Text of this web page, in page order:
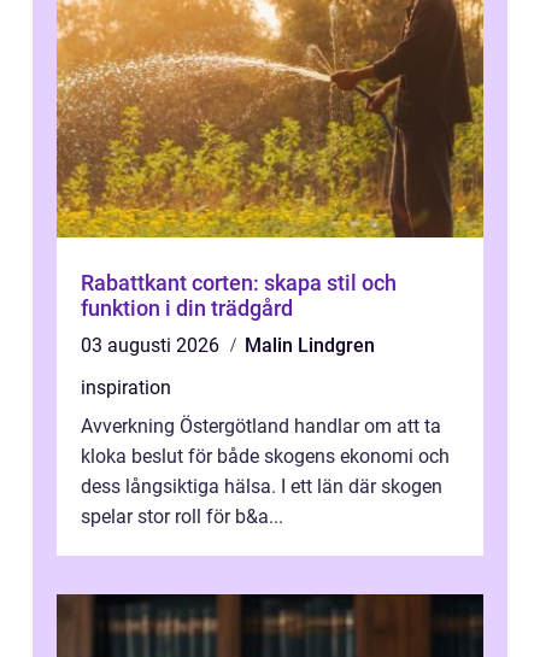
Rabattkant corten: skapa stil och
funktion i din trädgård
03 augusti 2026
Malin Lindgren
inspiration
Avverkning Östergötland handlar om att ta
kloka beslut för både skogens ekonomi och
dess långsiktiga hälsa. I ett län där skogen
spelar stor roll för b&a...